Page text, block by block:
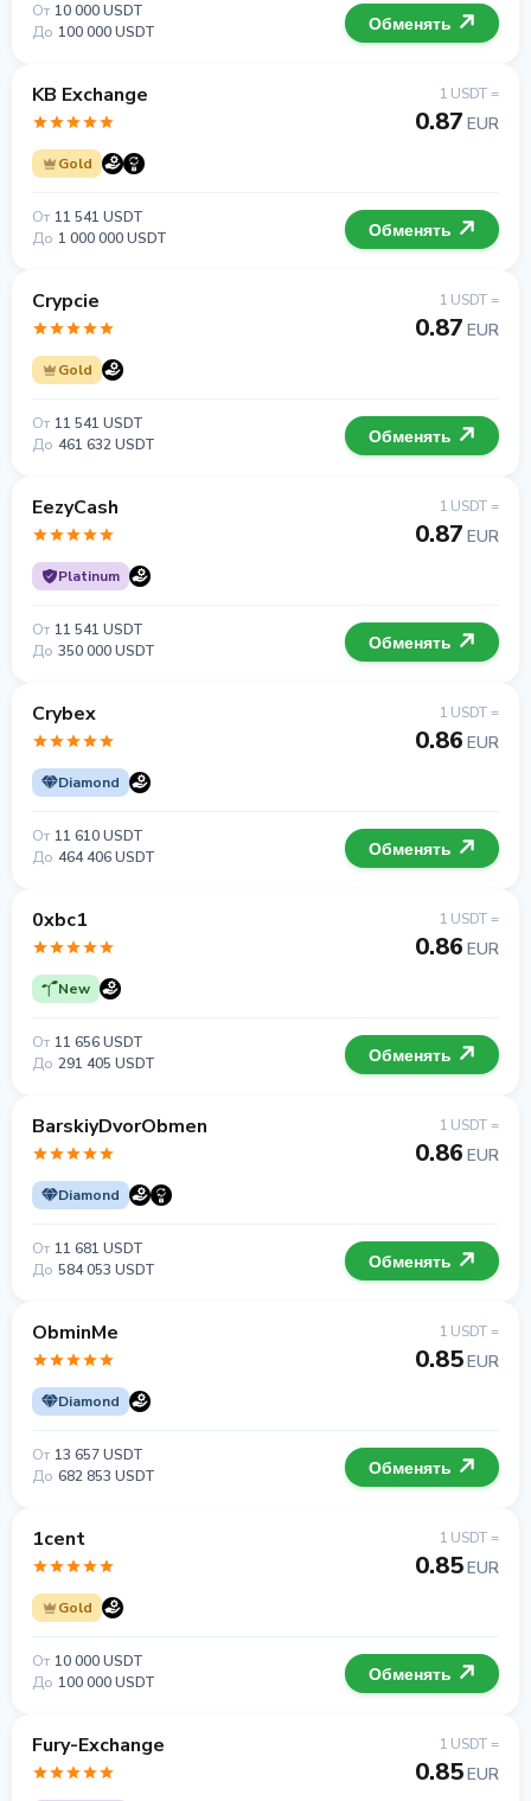
От 10 000 USDT
До 100 000 USDT Обменять
KB Exchange
Gold
1 USDT =
0.87 EUR
От 11 541 USDT
До 1 000 000 USDT Обменять
Crypcie
Gold
1 USDT =
0.87 EUR
От 11 541 USDT
До 461 632 USDT Обменять
EezyCash
Platinum
1 USDT =
0.87 EUR
От 11 541 USDT
До 350 000 USDT Обменять
Crybex
Diamond
1 USDT =
0.86 EUR
От 11 610 USDT
До 464 406 USDT Обменять
0xbc1
New
1 USDT =
0.86 EUR
От 11 656 USDT
До 291 405 USDT Обменять
BarskiyDvorObmen
Diamond
1 USDT =
0.86 EUR
От 11 681 USDT
До 584 053 USDT Обменять
ObminMe
Diamond
1 USDT =
0.85EUR
От 13 657 USDT
До 682 853 USDT Обменять
1cent
Gold
1 USDT =
0.85EUR
От 10 000 USDT
До 100 000 USDT Обменять
Fury-Exchange 1 USDT =
0.85EUR